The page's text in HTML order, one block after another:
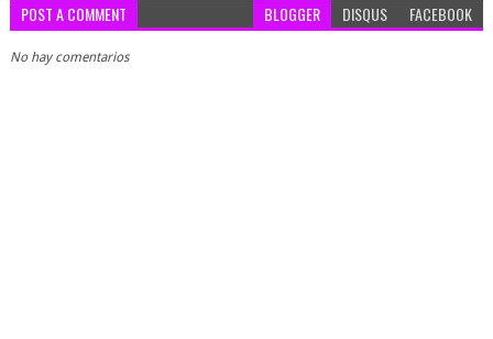
POST A COMMENT BLOGGER DISQUS FACEBOOK
No hay comentarios